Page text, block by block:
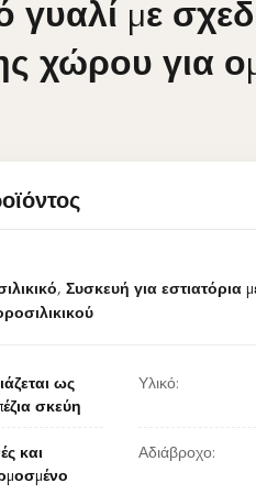
γυαλί με
χώρου για
γυαλί με
χώρου για
, Συσκευή για εστιατόρια
ως
σκεύη
Υλικό:
και
Αδιάβροχο: